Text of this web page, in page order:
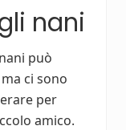
nani
può
ci sono
per
amico.